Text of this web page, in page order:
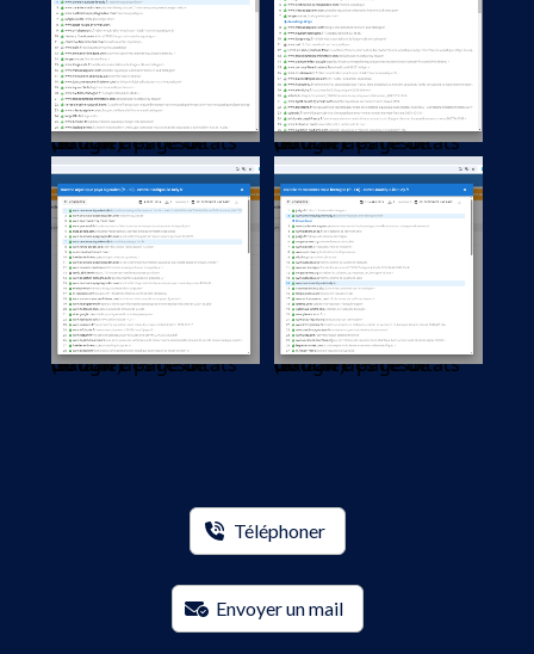
(extrait des résultats de la 1re page de Google) (extrait des résultats de la 1re page de Google)
(extrait des résultats de la 1re page de Google) (extrait des résultats de la 1re page de Google)
Téléphoner
Envoyer un mail